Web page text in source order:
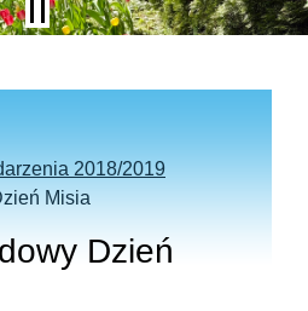
2018/2019
Misia
Dzień